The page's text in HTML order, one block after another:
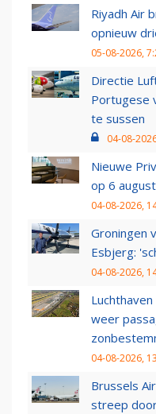
Riyadh Air
opnieuw
05-08-2026,
Directie
Portugese
te sussen
04-08-
Nieuwe
op 6
04-08-2026,
Groningen
Esbjerg:
04-08-2026,
weer
04-08-2026,
Brussels
streep